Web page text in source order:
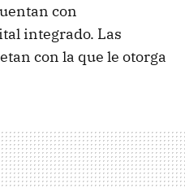
con
integrado. Las
con la que le otorga